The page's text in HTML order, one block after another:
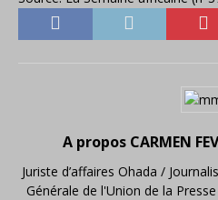
A propos CARMEN
Juriste d’affaires Ohada /
Générale de l'Union de la